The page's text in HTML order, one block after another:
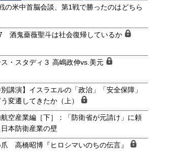
の米中首脳会談、第1戦で勝ったのはどちら
酒鬼薔薇聖斗は社会復帰しているか
・スタディ３ 高嶋政伸vs.美元
別講演】イスラエルの「政治」「安全保障」
変遷してきたか（上）
航空産業編［下］：「防衛省が元請け」に頼
日本防衛産業の壁
爪 高橋昭博『ヒロシマいのちの伝言』